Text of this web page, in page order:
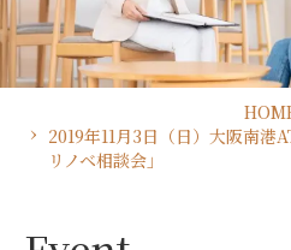
2019年11月3日（日）大阪南
リノベ相談会」